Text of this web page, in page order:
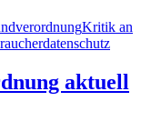
Kritik an
aktuell